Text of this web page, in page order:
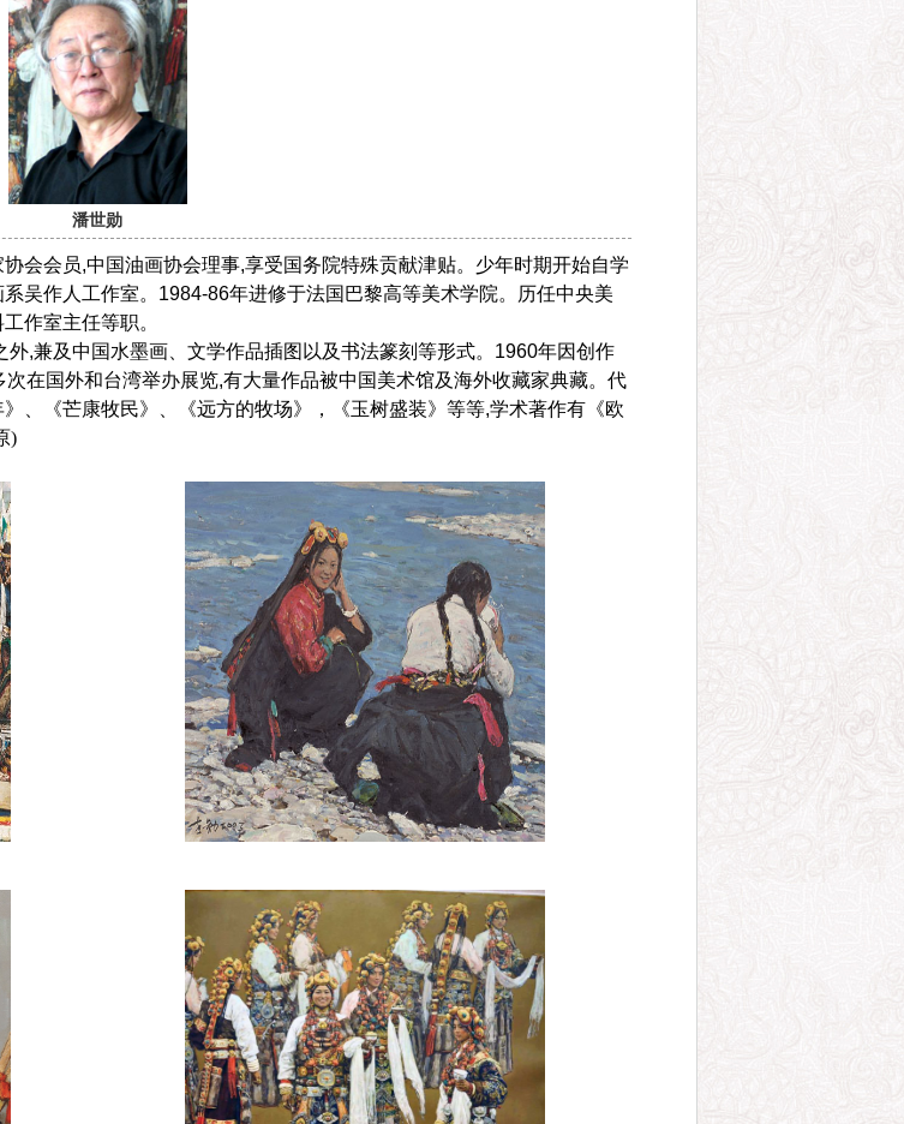
潘世勋
会会员,中国油画协会理事,享受国务院特殊贡献津贴。少年时期开始自学
吴作人工作室。1984-86年进修于法国巴黎高等美术学院。历任中央美
作室主任等职。
兼及中国水墨画、文学作品插图以及书法篆刻等形式。1960年因创作
在国外和台湾举办展览,有大量作品被中国美术馆及海外收藏家典藏。代
、《芒康牧民》、《远方的牧场》，《玉树盛装》等等,学术著作有《欧
)